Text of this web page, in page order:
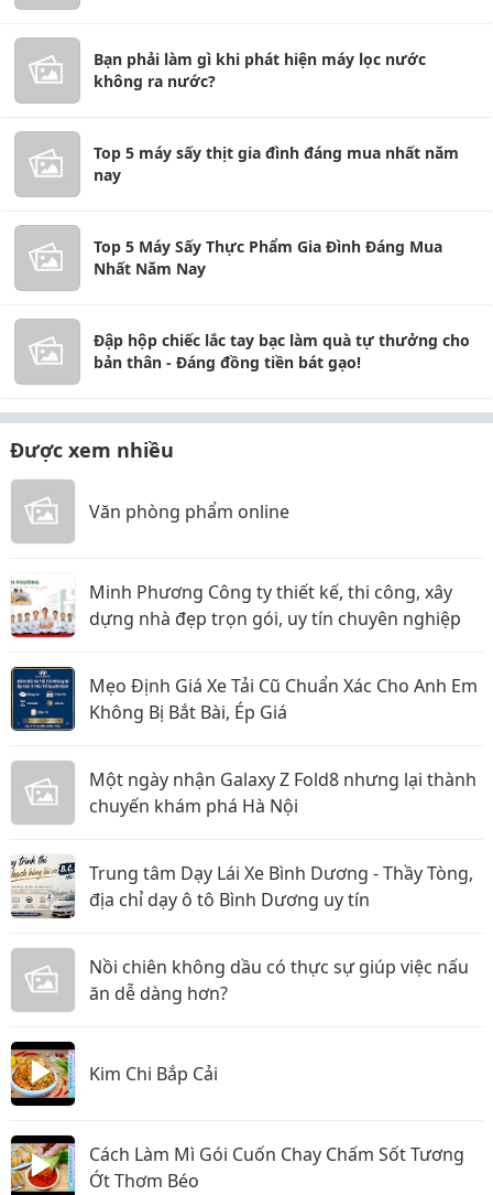
Bạn phải làm gì khi phát hiện máy lọc nước
không ra nước?
Top 5 máy sấy thịt gia đình đáng mua nhất năm
nay
Top 5 Máy Sấy Thực Phẩm Gia Đình Đáng Mua
Nhất Năm Nay
Đập hộp chiếc lắc tay bạc làm quà tự thưởng cho
bản thân - Đáng đồng tiền bát gạo!
Được xem nhiều
Văn phòng phẩm online
Minh Phương Công ty thiết kế, thi công, xây
dựng nhà đẹp trọn gói, uy tín chuyên nghiệp
Mẹo Định Giá Xe Tải Cũ Chuẩn Xác Cho Anh Em
Không Bị Bắt Bài, Ép Giá
Một ngày nhận Galaxy Z Fold8 nhưng lại thành
chuyến khám phá Hà Nội
Trung tâm Dạy Lái Xe Bình Dương - Thầy Tòng,
địa chỉ dạy ô tô Bình Dương uy tín
Nồi chiên không dầu có thực sự giúp việc nấu
ăn dễ dàng hơn?
Kim Chi Bắp Cải
Cách Làm Mì Gói Cuốn Chay Chấm Sốt Tương
Ớt Thơm Béo